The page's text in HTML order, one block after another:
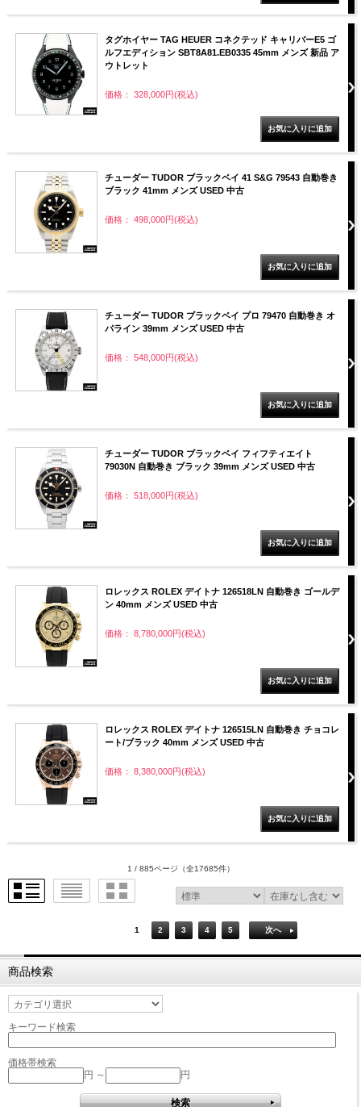
タグホイヤー TAG HEUER コネクテッド キャリバーE5 ゴ
ルフエディション SBT8A81.EB0335 45mm メンズ 新品 ア
ウトレット
価格： 328,000円(税込)
チューダー TUDOR ブラックベイ 41 S&G 79543 自動巻き
ブラック 41mm メンズ USED 中古
価格： 498,000円(税込)
チューダー TUDOR ブラックベイ プロ 79470 自動巻き オ
パライン 39mm メンズ USED 中古
価格： 548,000円(税込)
チューダー TUDOR ブラックベイ フィフティエイト
79030N 自動巻き ブラック 39mm メンズ USED 中古
価格： 518,000円(税込)
ロレックス ROLEX デイトナ 126518LN 自動巻き ゴールデ
ン 40mm メンズ USED 中古
価格： 8,780,000円(税込)
ロレックス ROLEX デイトナ 126515LN 自動巻き チョコレ
ート/ブラック 40mm メンズ USED 中古
価格： 8,380,000円(税込)
1 / 885ページ （全17685件）
1 2 3 4 5 次へ
商品検索
キーワード検索
価格帯検索
円 ～
円